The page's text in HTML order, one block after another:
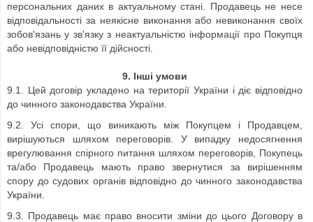
персональних даних в актуальному стані. Продавець не несе
відповідальності за неякісне виконання або невиконання своїх
зобов'язань у зв'язку з неактуальністю інформації про Покупця
або невідповідністю її дійсності.
9. Інші умови
9.1. Цей договір укладено на території України і діє відповідно
до чинного законодавства України.
9.2. Усі спори, що виникають між Покупцем і Продавцем,
вирішуються шляхом переговорів. У випадку недосягнення
врегулювання спірного питання шляхом переговорів, Покупець
та/або Продавець мають право звернутися за вирішенням
спору до судових органів відповідно до чинного законодавства
України.
9.3. Продавець має право вносити зміни до цього Договору в